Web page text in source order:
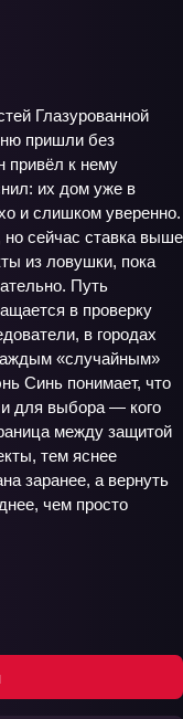
Глазурованной
пришли без
привёл к нему
их дом уже в
и слишком уверенно.
сейчас ставка выше
из ловушки, пока
Путь
в проверку
в городах
«случайным»
Синь понимает, что
для выбора — кого
между защитой
тем яснее
заранее, а вернуть
чем просто